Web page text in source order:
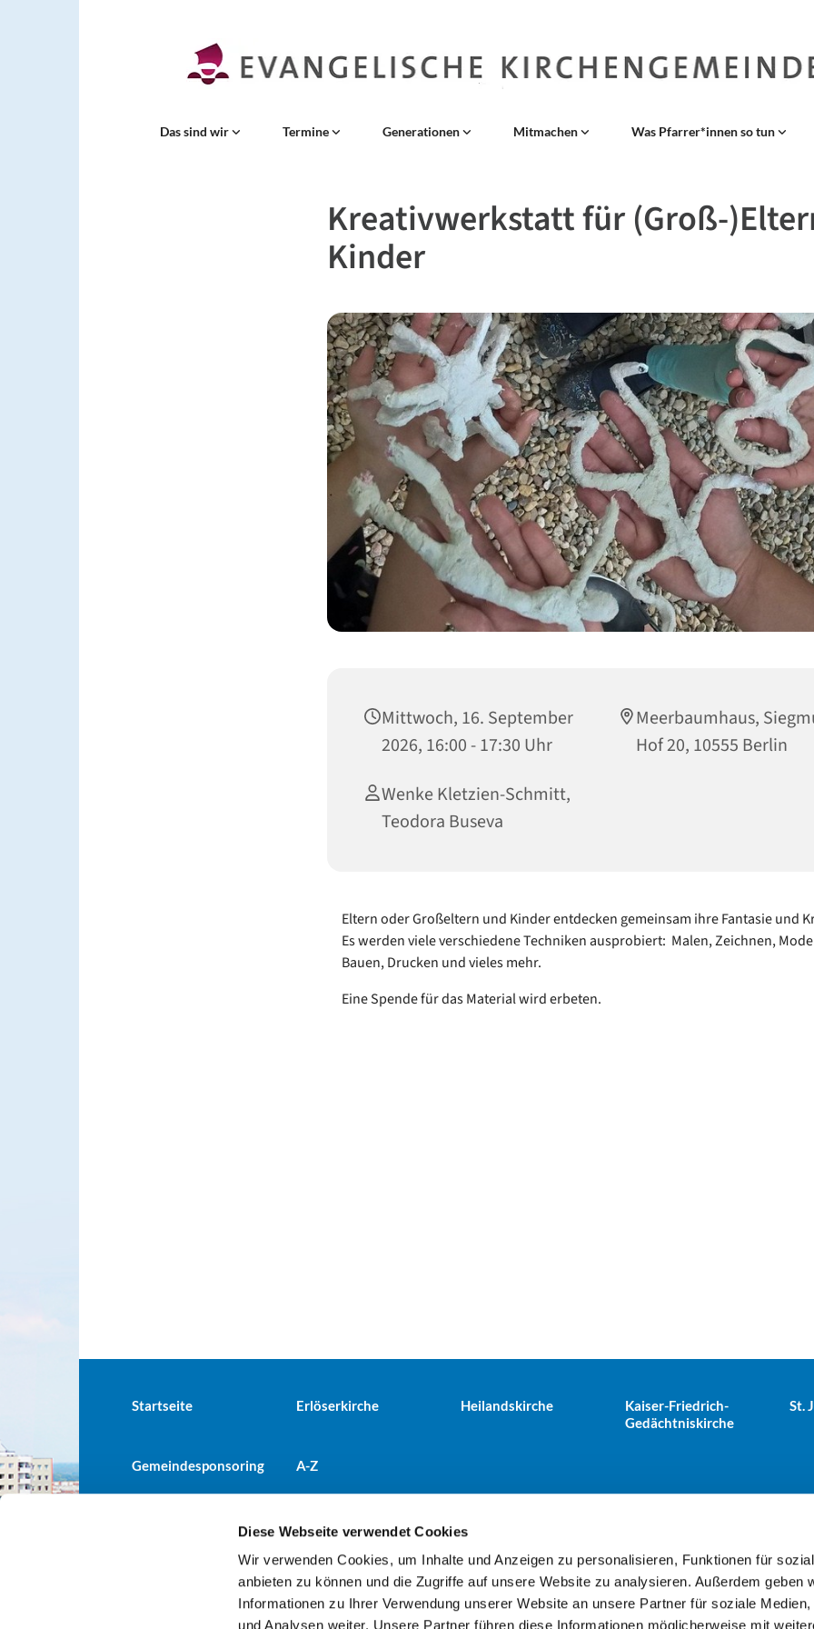
Diese Webseite verwendet Cookies
Wir verwenden Cookies, um Inhalte und Anzeigen zu personalisieren, Funktionen für
anbieten zu können und die Zugriffe auf unsere Website zu analysieren. Außerdem geben
Informationen zu Ihrer Verwendung unserer Website an unsere Partner für soziale Medien,
und Analysen weiter. Unsere Partner führen diese Informationen möglicherweise mit
Das sind wir Termine Generationen Mitmachen Was Pfarrer*innen so tun
Kreativwerkstatt für (Groß-
Kinder
Mittwoch, 16. September
2026, 16:00 - 17:30 Uhr
Meerbaumhaus,
Hof 20, 10555 Berlin
Wenke Kletzien-Schmitt,
Teodora Buseva
Eltern oder Großeltern und Kinder entdecken gemeinsam ihre Fantasie und
Es werden viele verschiedene Techniken ausprobiert: Malen, Zeichnen,
Bauen, Drucken und vieles mehr.
Eine Spende für das Material wird erbeten.
Startseite Erlöserkirche Heilandskirche
Kaiser-Friedrich-
Gedächtniskirche
St.
Gemeindesponsoring A-Z
Evangelische Kirchengemeinde Tiergarten · Alt-Moabit 25, 10559 Berlin+49303943498 